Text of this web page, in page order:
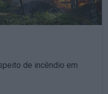
de incêndio em